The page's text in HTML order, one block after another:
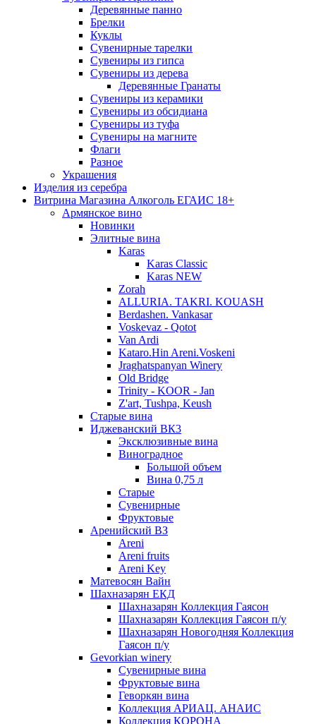
Деревянные панно
Брелки
Куклы
Сувенирные тарелки
Сувениры из гипса
Сувениры из дерева
Деревянные Гранаты
Сувениры из керамики
Сувениры из обсидиана
Сувениры из туфа
Сувениры на магните
Флаги
Разное
Украшения
Изделия из серебра
Витрина Магазина Алкоголь ЕГАИС 18+
Армянское вино
Новинки
Элитные вина
Karas
Karas Classic
Karas NEW
Zorah
ALLURIA. TAKRI. KOUASH
Berdashen. Vankasar
Voskevaz - Qotot
Van Ardi
Kataro.Hin Areni.Voskeni
Jraghatspanyan Winery
Old Bridge
Trinity - KOOR - Jan
Z'art, Tushpa, Keush
Старые вина
Иджеванский ВК3
Эксклюзивные вина
Виноградное
Большой объем
Вина 0,75 л
Старые
Сувенирные
Фруктовые
Аренийский ВЗ
Areni
Areni fruits
Areni Key
Матевосян Вайн
Шахназарян ЕКД
Шахназарян Коллекция Гаясон
Шахназарян Коллекция Гаясон п/у
Шахназарян Новогодняя Коллекция
Гаясон п/у
Gevorkian winery
Сувенирные вина
Фруктовые вина
Геворкян вина
Коллекция АРИАЦ. АНАИС
Коллекция КОРОНА